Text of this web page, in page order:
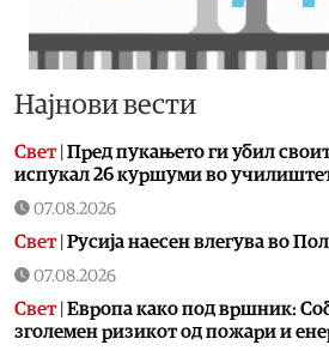
Најнови вести
Свет| Пред пукањето ги убил
испукал 26 куршуми во
07.08.2026
Свет| Русија наесен влегува во
07.08.2026
Свет| Европа како под вршник:
зголемен ризикот од пожари и